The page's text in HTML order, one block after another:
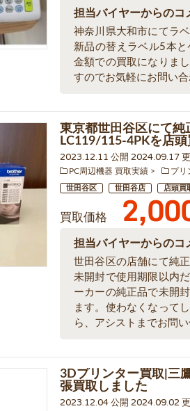
担当バイヤーからのコ
神奈川県大和市にてラ
新品の替えラベル5本
金額での買取になりま
すのでお気軽にお問い合
東京都世田谷区にて純
LC119/115-4PKを店
2023.12.11 公開 2024.09.17
PC周辺機器 買取実績 プリ
世田谷区 世田谷店 店頭買
買取価格
担当バイヤーからのコ
世田谷区の店舗にて純
未開封で使用期限以内
ーカーの純正品で未開
ます。使わなくなって
ら、アシストまでお問い
3Dプリンター買取|三
張買取しました
2023.12.04 公開 2024.09.02